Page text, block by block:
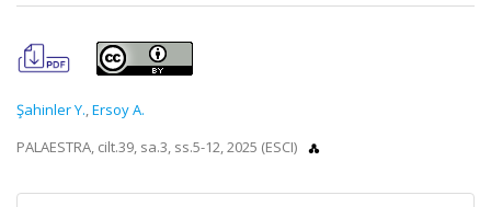
Şahinler Y.,Ersoy A.
PALAESTRA, cilt.39, sa.3, ss.5-12, 2025 (ESCI)